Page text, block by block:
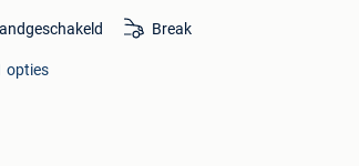
Break
opties